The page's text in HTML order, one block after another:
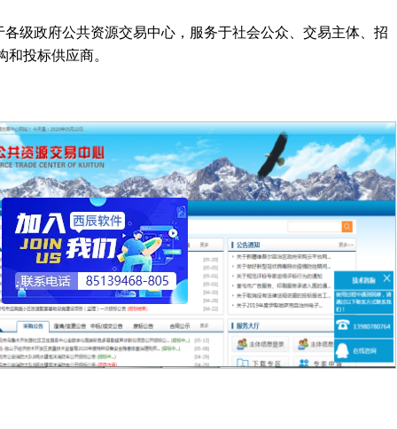
各级政府公共资源交易中心，服务于社会公众、交易主体、招
和投标供应商。